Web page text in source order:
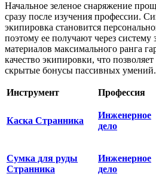
Начальное зеленое снаряжение
сразу после изучения профессии.
экипировка становится
поэтому ее получают через систему
материалов максимального ранга
качество экипировки, что позволяет
скрытые бонусы пассивных умений.
Инструмент Профессия
Каска Странника
Инженерное
дело
Сумка для руды
Странника
Инженерное
дело